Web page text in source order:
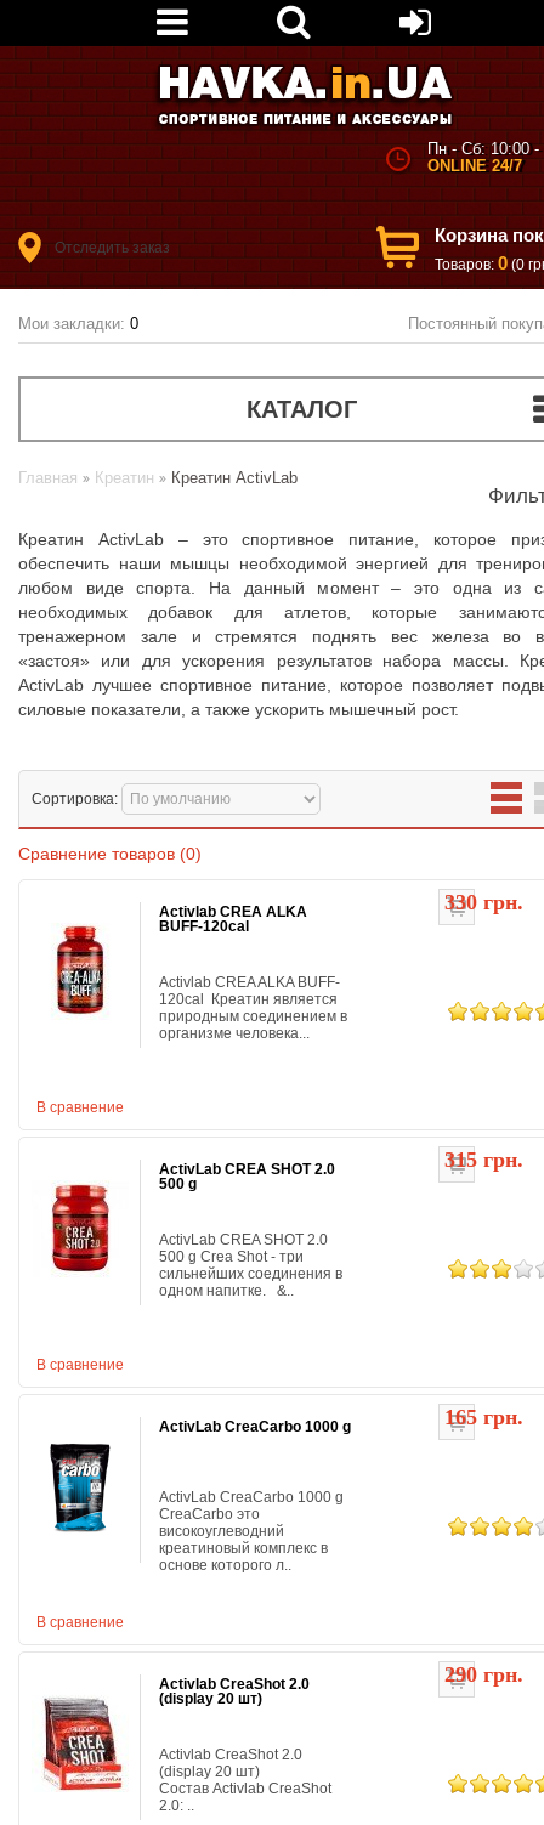
Пн - Сб: 10:00 -
ONLINE 24/7
Корзина
Товаров: 0 (0
Отследить заказ
Мои закладки: 0 Постоянный
КАТАЛОГ
Главная Креатин Креатин ActivLab
Креатин ActivLab – это спортивное питание, которое
обеспечить наши мышцы необходимой энергией для
любом виде спорта. На данный момент – это одна из
необходимых добавок для атлетов, которые
тренажерном зале и стремятся поднять вес железа во
«застоя» или для ускорения результатов набора массы.
ActivLab лучшее спортивное питание, которое позволяет
силовые показатели, а также ускорить мышечный рост.
Сортировка:
Сравнение товаров (0)
330 грн.
В сравнение
Activlab CREA ALKA
BUFF-120cal
Activlab CREA ALKA BUFF-
120cal Креатин является
природным соединением в
организме человека...
315 грн.
В сравнение
ActivLab CREA SHOT 2.0
500 g
ActivLab CREA SHOT 2.0
500 g Crea Shot - три
сильнейших соединения в
одном напитке. &..
165 грн.
В сравнение
ActivLab CreaCarbo 1000 g
ActivLab CreaCarbo 1000 g
CreaCarbo это
високоуглеводний
креатиновый комплекс в
основе которого л..
290 грн.
Activlab CreaShot 2.0
(display 20 шт)
Activlab CreaShot 2.0
(display 20 шт)
Состав Activlab CreaShot
2.0: ..